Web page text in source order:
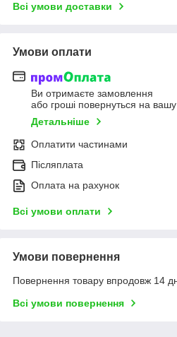
Всі умови доставки
Умови оплати
Ви отримаєте замовлення
або гроші повернуться на вашу
Детальніше
Оплатити частинами
Післяплата
Оплата на рахунок
Всі умови оплати
Умови повернення
Повернення товару впродовж 14
Всі умови повернення